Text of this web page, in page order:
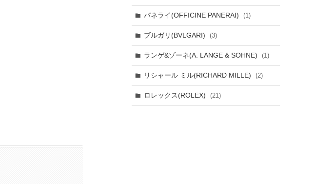
パネライ(OFFICINE PANERAI) (1)
ブルガリ(BVLGARI) (3)
ランゲ&ゾーネ(A. LANGE & SOHNE) (1)
リシャール ミル(RICHARD MILLE) (2)
ロレックス(ROLEX) (21)